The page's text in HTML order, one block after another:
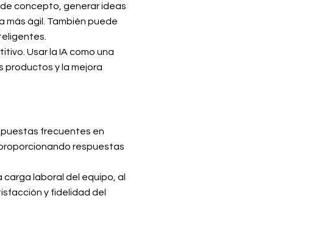
concepto, generar ideas
más ágil. También puede
Usar la IA como una
productos y la mejora
frecuentes en
respuestas
laboral del equipo, al
y fidelidad del